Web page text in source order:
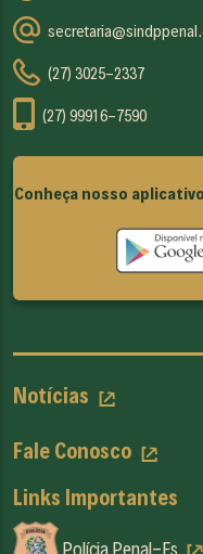
(27) 3025-2337
(27) 99916-7590
Conheça nosso
Notícias
Fale Conosco
Links Importantes
Polícia Penal-Es